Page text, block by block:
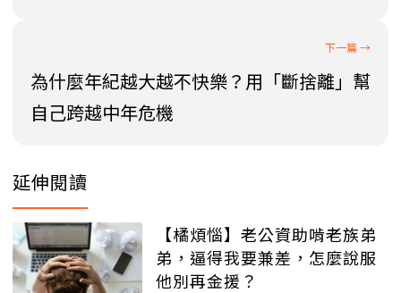
為什麼年紀越大越不快樂？用「斷捨離」幫
自己跨越中年危機
延伸閱讀
【橘煩惱】老公資助啃老族弟
弟，逼得我要兼差，怎麼說服
他別再金援？